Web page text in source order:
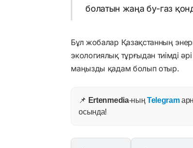
болатын жаңа бу-газ
Бұл жобалар Қазақстанның
экологиялық тұрғыдан тиімді
маңызды қадам болып отыр.
📌 Ertenmedia-ның Telegram
осында!